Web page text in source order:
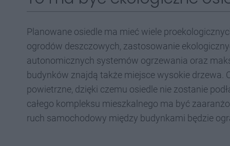
Planowane osiedle ma mieć wiele
ogrodów deszczowych, zastosowanie
autonomicznych systemów ogrzewania oraz
budynków znajdą także miejsce wysokie drzewa.
powietrzne, dzięki czemu osiedle nie zostanie
całego kompleksu mieszkalnego ma być
ruch samochodowy między budynkami będzie